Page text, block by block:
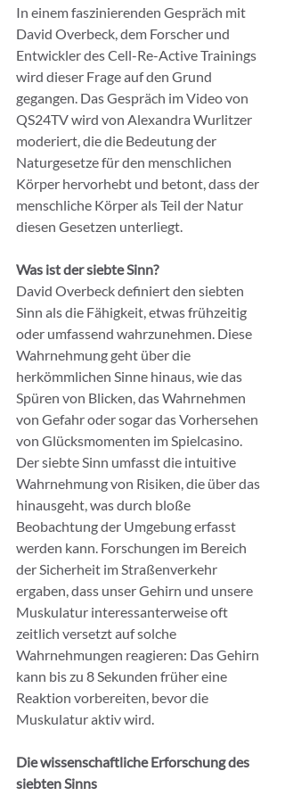
In einem faszinierenden Gespräch mit
David Overbeck, dem Forscher und
Entwickler des Cell-Re-Active Trainings
wird dieser Frage auf den Grund
gegangen. Das Gespräch im Video von
QS24TV wird von Alexandra Wurlitzer
moderiert, die die Bedeutung der
Naturgesetze für den menschlichen
Körper hervorhebt und betont, dass der
menschliche Körper als Teil der Natur
diesen Gesetzen unterliegt.
Was ist der siebte Sinn?
David Overbeck definiert den siebten
Sinn als die Fähigkeit, etwas frühzeitig
oder umfassend wahrzunehmen. Diese
Wahrnehmung geht über die
herkömmlichen Sinne hinaus, wie das
Spüren von Blicken, das Wahrnehmen
von Gefahr oder sogar das Vorhersehen
von Glücksmomenten im Spielcasino.
Der siebte Sinn umfasst die intuitive
Wahrnehmung von Risiken, die über das
hinausgeht, was durch bloße
Beobachtung der Umgebung erfasst
werden kann. Forschungen im Bereich
der Sicherheit im Straßenverkehr
ergaben, dass unser Gehirn und unsere
Muskulatur interessanterweise oft
zeitlich versetzt auf solche
Wahrnehmungen reagieren: Das Gehirn
kann bis zu 8 Sekunden früher eine
Reaktion vorbereiten, bevor die
Muskulatur aktiv wird.
Die wissenschaftliche Erforschung des
siebten Sinns